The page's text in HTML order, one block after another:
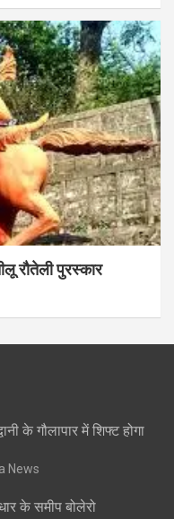
रौतेली पुरस्कार
के गौलापार में शिफ्ट होगा
News
के समीप बोलेरो